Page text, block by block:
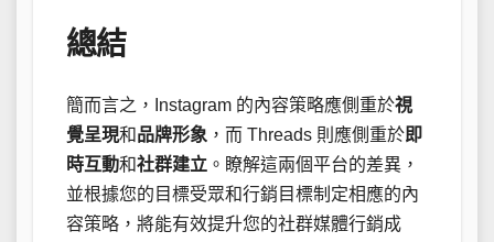
總結
簡而言之，Instagram 的內容策略應側重於視
覺呈現和品牌形象 ，而 Threads 則應側重於即
時互動和社群建立 。瞭解這兩個平台的差異，
並根據您的目標受眾和行銷目標制定相應的內
容策略，將能有效提升您的社群媒體行銷成